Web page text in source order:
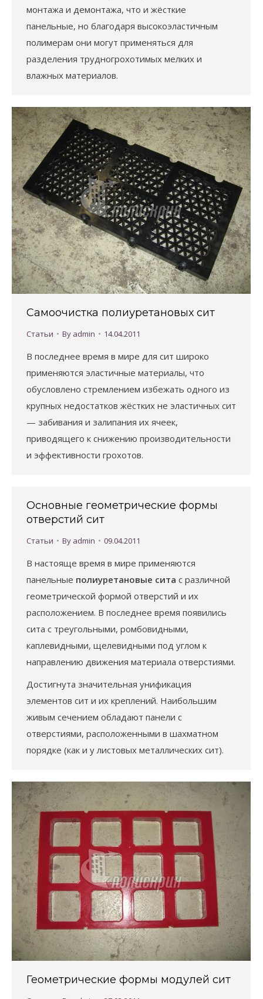
монтажа и демонтажа, что и жёсткие
панельные, но благодаря высокоэластичным
полимерам они могут применяться для
разделения трудногрохотимых мелких и
влажных материалов.
Самоочистка полиуретановых сит
Статьи By admin 14.04.2011
В последнее время в мире для сит широко
применяются эластичные материалы, что
обусловлено стремлением избежать одного из
крупных недостатков жёстких не эластичных сит
— забивания и залипания их ячеек,
приводящего к снижению производительности
и эффективности грохотов.
Основные геометрические формы
отверстий сит
Статьи By admin 09.04.2011
В настояще время в мире применяются
панельные полиуретановые сита с различной
геометрической формой отверстий и их
расположением. В последнее время появились
сита с треугольными, ромбовидными,
каплевидными, щелевидными под углом к
направлению движения материала отверстиями.
Достигнута значительная унификация
элементов сит и их креплений. Наибольшим
живым сечением обладают панели с
отверстиями, расположенными в шахматном
порядке (как и у листовых металлических сит).
Геометрические формы модулей сит